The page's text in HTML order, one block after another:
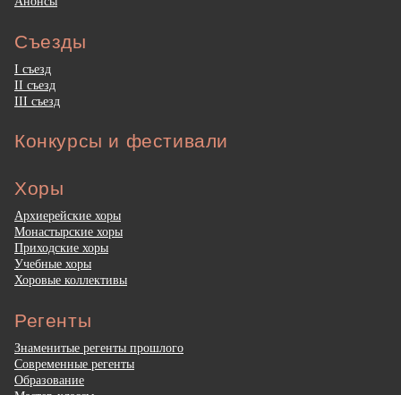
Съезды
I съезд
II съезд
III съезд
Конкурсы и фестивали
Хоры
Архиерейские хоры
Монастырские хоры
Приходские хоры
Учебные хоры
Хоровые коллективы
Регенты
Знаменитые регенты прошлого
Современные регенты
Образование